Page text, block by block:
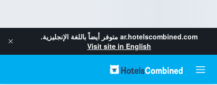
ar.hotelscombined.com متوفر أيضاً باللغة الإنجليزية.
Visit site in English